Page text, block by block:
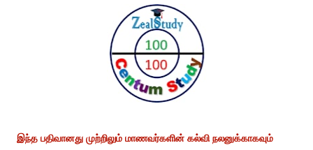
இந்த பதிவானது முற்றிலும் மாணவர்களின் கல்வி நலனுக்காகவும்